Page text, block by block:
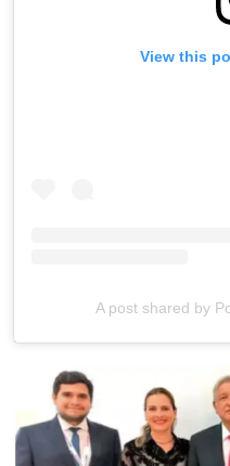
View this
A post shared by